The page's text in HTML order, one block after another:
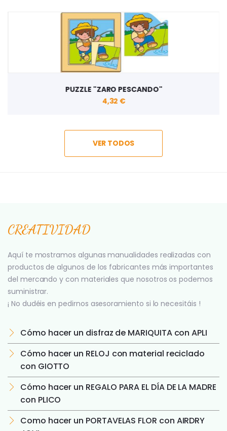
PUZZLE "ZARO PESCANDO"
4,32 €
VER TODOS
CREATIVIDAD
Aquí te mostramos algunas manualidades realizadas con
productos de algunos de los fabricantes más importantes
del mercando y con materiales que nosotros os podemos
suministrar.
¡ No dudéis en pedirnos asesoramiento si lo necesitáis !
Cómo hacer un disfraz de MARIQUITA con APLI
Cómo hacer un RELOJ con material reciclado
con GIOTTO
Cómo hacer un REGALO PARA EL DÍA DE LA MADRE
con PLICO
Como hacer un PORTAVELAS FLOR con AIRDRY